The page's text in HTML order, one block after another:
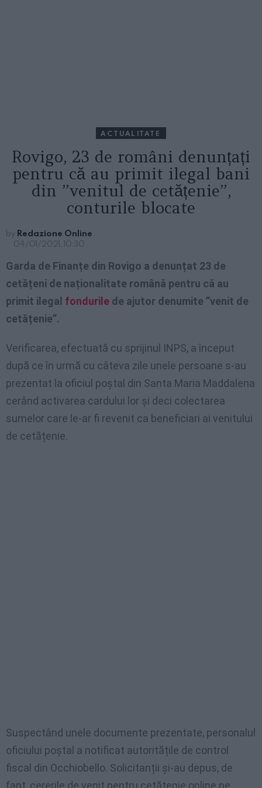
ACTUALITATE
Rovigo, 23 de români denunțați
pentru că au primit ilegal bani
din ”venitul de cetățenie”,
conturile blocate
by Redazione Online
04/01/2021, 10:30
Garda de Finanțe din Rovigo a denunțat 23 de
cetățeni de naționalitate română pentru că au
primit ilegal fondurile de ajutor denumite ”venit de
cetățenie”.
Verificarea, efectuată cu sprijinul INPS, a început
după ce în urmă cu câteva zile unele persoane s-au
prezentat la oficiul poștal din Santa Maria Maddalena
cerând activarea cardului lor și deci colectarea
sumelor care le-ar fi revenit ca beneficiari ai venitului
de cetățenie.
Suspectând unele documente prezentate, personalul
oficiului poștal a notificat autoritățile de control
fiscal din Occhiobello. Solicitanții și-au depus, de